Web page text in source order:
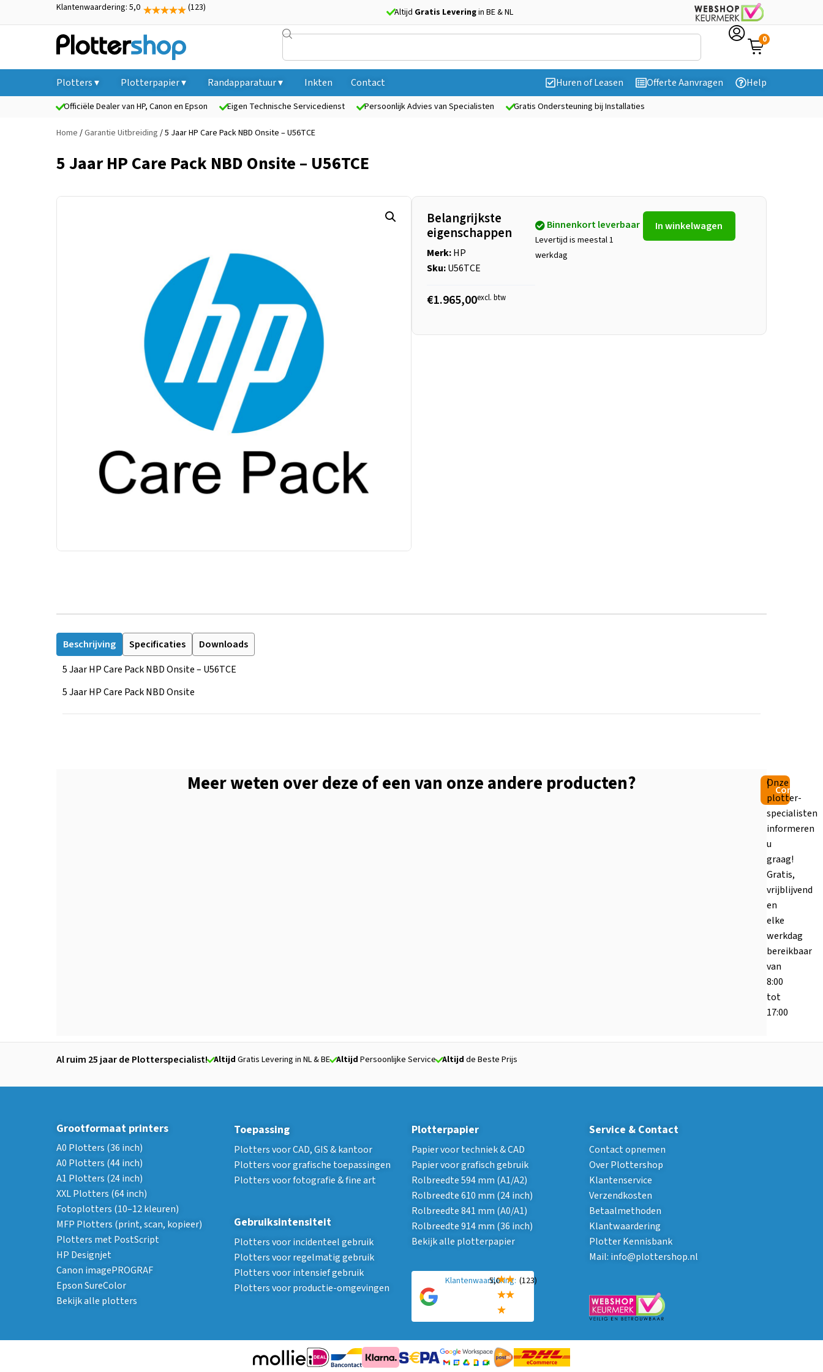
Klantenwaardering: 5,0 (123) Altijd Gratis Leveringin BE & NL
0
Plotters ▾ Plotterpapier ▾ Randapparatuur ▾ Inkten Contact Huren of Leasen Offerte Aanvragen Help
Officiële Dealer van HP, Canon en Epson Eigen Technische Servicedienst Persoonlijk Advies van Specialisten Gratis Ondersteuning bij Installaties
Home /Garantie Uitbreiding / 5 Jaar HP Care Pack NBD Onsite – U56TCE
5 Jaar HP Care Pack NBD Onsite – U56TCE
Belangrijkste
eigenschappen
Merk:HP
Sku:U56TCE
€1.965,00excl. btw
Binnenkort leverbaar
Levertijd is meestal 1
werkdag
In winkelwagen
Beschrijving Specificaties
Downloads
5 Jaar HP Care Pack NBD Onsite – U56TCE
5 Jaar HP Care Pack NBD Onsite
Meer weten over deze of een van onze andere producten? |
Onze
plotter-
specialisten
informeren
u
graag!
Gratis,
vrijblijvend
en
elke
werkdag
bereikbaar
van
8:00
tot
17:00
Al ruim 25 jaar de Plotterspecialist! Altijd Gratis Levering in NL & BE Altijd Persoonlijke Service Altijd de Beste Prijs
Grootformaat printers
A0 Plotters (36 inch)
A0 Plotters (44 inch)
A1 Plotters (24 inch)
XXL Plotters (64 inch)
Fotoplotters (10–12 kleuren)
MFP Plotters (print, scan, kopieer)
Plotters met PostScript
HP Designjet
Canon imagePROGRAF
Epson SureColor
Bekijk alle plotters
Toepassing
Plotters voor CAD, GIS & kantoor
Plotters voor grafische toepassingen
Plotters voor fotografie & fine art
Gebruiksintensiteit
Plotters voor incidenteel gebruik
Plotters voor regelmatig gebruik
Plotters voor intensief gebruik
Plotters voor productie-omgevingen
Plotterpapier
Papier voor techniek & CAD
Papier voor grafisch gebruik
Rolbreedte 594 mm (A1/A2)
Rolbreedte 610 mm (24 inch)
Rolbreedte 841 mm (A0/A1)
Rolbreedte 914 mm (36 inch)
Bekijk alle plotterpapier
Klantenwaardering:
5,0 (123)
Service & Contact
Contact opnemen
Over Plottershop
Klantenservice
Verzendkosten
Betaalmethoden
Klantwaardering
Plotter Kennisbank
Mail: info@plottershop.nl